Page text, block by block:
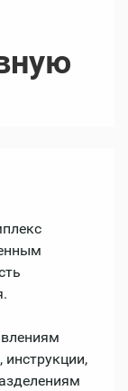
инструкции,